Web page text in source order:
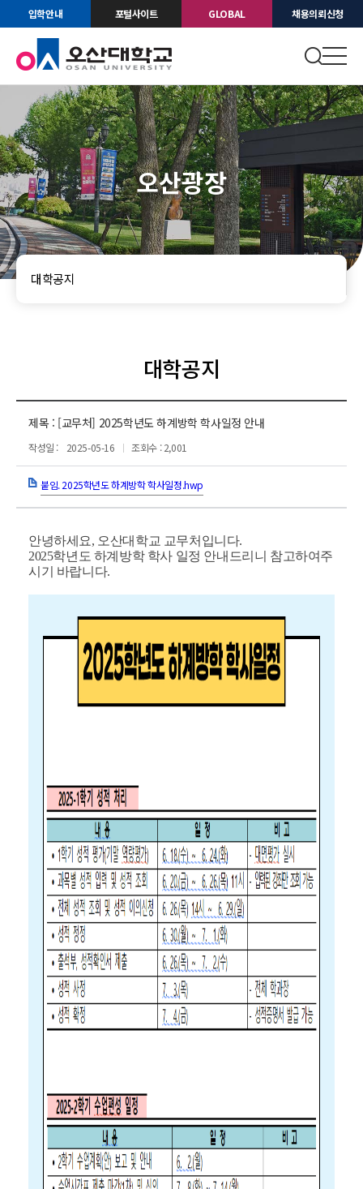
입학안내 포털사이트 GLOBAL 채용의뢰신청
오산광장
대학공지
대학공지
제목 : [교무처] 2025학년도 하계방학 학사일정 안내
작성일 : 2025-05-16 조회수 : 2,001
붙임. 2025학년도 하계방학 학사일정.hwp
안녕하세요, 오산대학교 교무처입니다.
2025학년도 하계방학 학사 일정 안내드리니 참고하여주
시기 바랍니다.